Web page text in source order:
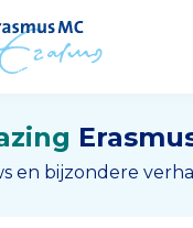
en bijzondere